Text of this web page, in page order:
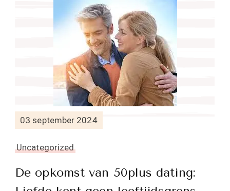
03 september 2024
Uncategorized
De opkomst van 50plus dating: